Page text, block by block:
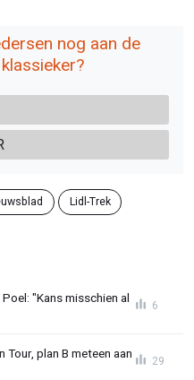
nog aan de
Lidl-Trek
"Kans misschien al
6
plan B meteen aan
29